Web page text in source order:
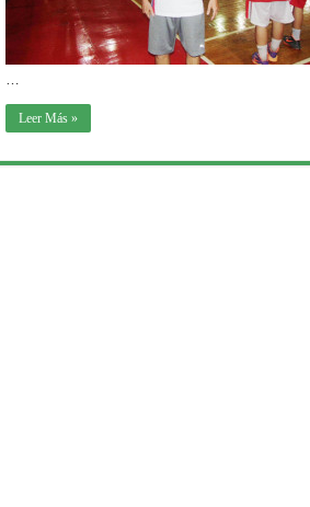
Leer Más »